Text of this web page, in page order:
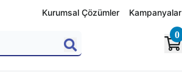
Kurumsal Çözümler Kampanyalar
0